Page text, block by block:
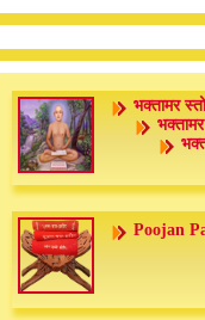
भक्तामर
Poojan